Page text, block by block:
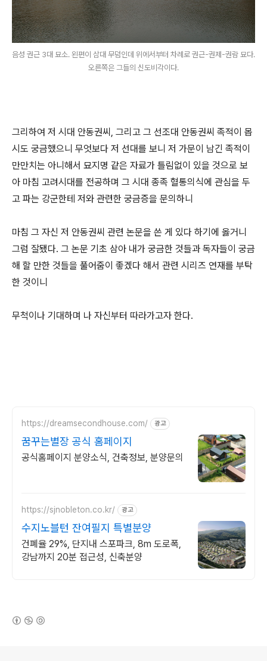
음성 권근 3대 묘소. 왼편이 삼대 무덤인데 위에서부터 차례로 권근-권제-권람 묘다.
오른쪽은 그들의 신도비각이다.
그리하여 저 시대 안동권씨, 그리고 그 선조대 안동권씨 족적이 몹
시도 궁금했으니 무엇보다 저 선대를 보니 저 가문이 남긴 족적이
만만치는 아니해서 묘지명 같은 자료가 틀림없이 있을 것으로 보
아 마침 고려시대를 전공하며 그 시대 종족 혈통의식에 관심을 두
고 파는 강군한테 저와 관련한 궁금증을 문의하니
마침 그 자신 저 안동권씨 관련 논문을 쓴 게 있다 하기에 옳거니
그럼 잘됐다. 그 논문 기초 삼아 내가 궁금한 것들과 독자들이 궁금
해 할 만한 것들을 풀어줌이 좋겠다 해서 관련 시리즈 연재를 부탁
한 것이니
무척이나 기대하며 나 자신부터 따라가고자 한다.
https://dreamsecondhouse.com/ 광고
꿈꾸는별장 공식 홈페이지
공식홈페이지 분양소식, 건축정보, 분양문의
https://sjnobleton.co.kr/ 광고
수지노블턴 잔여필지 특별분양
건폐율 29%, 단지내 스포파크, 8m 도로폭,
강남까지 20분 접근성, 신축분양